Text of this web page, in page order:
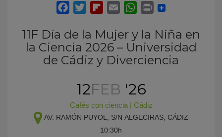
11F Día de la Mujer y la Niña en
la Ciencia 2026 – Universidad
de Cádiz y Diverciencia
12FEB '26
Cafés con ciencia| Cádiz
AV. RAMÓN PUYOL, S/N ALGECIRAS, CÁDIZ
10:30h